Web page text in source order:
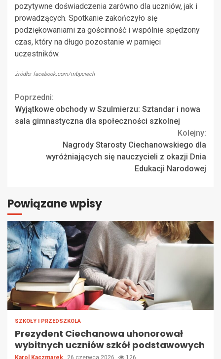
pozytywne doświadczenia zarówno dla uczniów, jak i
prowadzących. Spotkanie zakończyło się
podziękowaniami za gościnność i wspólnie spędzony
czas, który na długo pozostanie w pamięci
uczestników.
źródło: facebook.com/mbpciech
Continue
Reading
Poprzedni:
Wyjątkowe obchody w Szulmierzu: Sztandar i nowa
sala gimnastyczna dla społeczności szkolnej
Kolejny:
Nagrody Starosty Ciechanowskiego dla
wyróżniających się nauczycieli z okazji Dnia
Edukacji Narodowej
Powiązane wpisy
SZKOŁY I PRZEDSZKOLA
Prezydent Ciechanowa uhonorował
wybitnych uczniów szkół podstawowych
Karol Kaczmarek 26 czerwca 2026 126